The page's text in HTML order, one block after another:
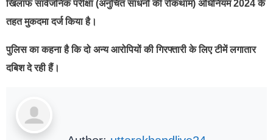
खिलाफ सार्वजनिक परीक्षा (अनुचित साधनों की रोकथाम) अधिनियम 2024 के
तहत मुकदमा दर्ज किया है।
पुलिस का कहना है कि दो अन्य आरोपियों की गिरफ्तारी के लिए टीमें लगातार
दबिश दे रही हैं।